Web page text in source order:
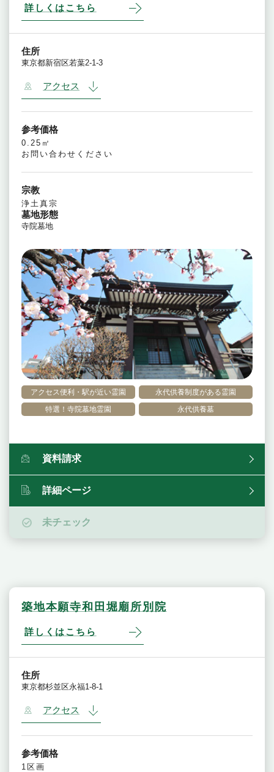
詳しくはこちら
アクセス便利・駅が近い霊園
永代供養制度がある霊園
特選！寺院墓地霊園
永代供養墓
住所
東京都新宿区若葉2-1-3
アクセス
参考価格
0.25㎡
お問い合わせください
宗教
浄土真宗
墓地形態
寺院墓地
資料請求
詳細ページ
未チェック
築地本願寺和田堀廟所別院
詳しくはこちら
住所
東京都杉並区永福1-8-1
アクセス
参考価格
1区画